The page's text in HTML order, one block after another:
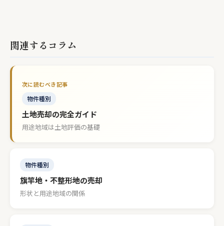
関連するコラム
物件種別
土地売却の完全ガイド
用途地域は土地評価の基礎
物件種別
旗竿地・不整形地の売却
形状と用途地域の関係